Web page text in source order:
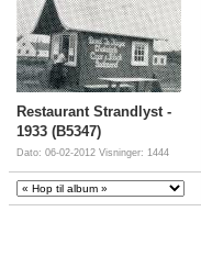
Restaurant Strandlyst -
1933 (B5347)
Dato: 06-02-2012 Visninger: 1444